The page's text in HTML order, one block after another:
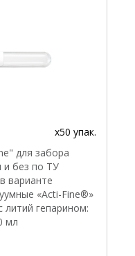
x50 упак.
для забора
и без по ТУ
варианте
«Acti-Fine®»
литий гепарином:
мл